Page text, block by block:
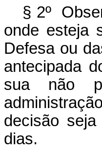
§ 2º
onde esteja
Defesa ou
antecipada
sua não
decisão
dias.